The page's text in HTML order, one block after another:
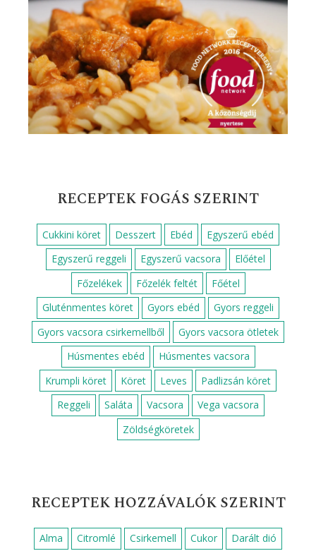
RECEPTEK FOGÁS SZERINT
Cukkini köret Desszert Ebéd
Egyszerű ebéd
Egyszerű reggeli
Egyszerű vacsora
Előétel
Főzelékek
Főzelék feltét
Főétel
Gluténmentes köret
Gyors ebéd
Gyors reggeli
Gyors vacsora csirkemellből
Gyors vacsora ötletek
Húsmentes ebéd
Húsmentes vacsora
Krumpli köret
Köret Leves
Padlizsán köret
Reggeli
Saláta Vacsora
Vega vacsora
Zöldségköretek
RECEPTEK HOZZÁVALÓK SZERINT
Alma Citromlé Csirkemell Cukor Darált dió